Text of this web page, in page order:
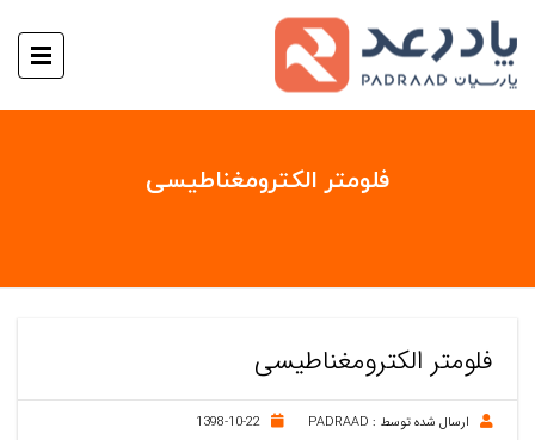
فلومتر الکترومغناطیسی
فلومتر الکترومغناطیسی
ارسال شده توسط : PADRAAD
1398-10-22